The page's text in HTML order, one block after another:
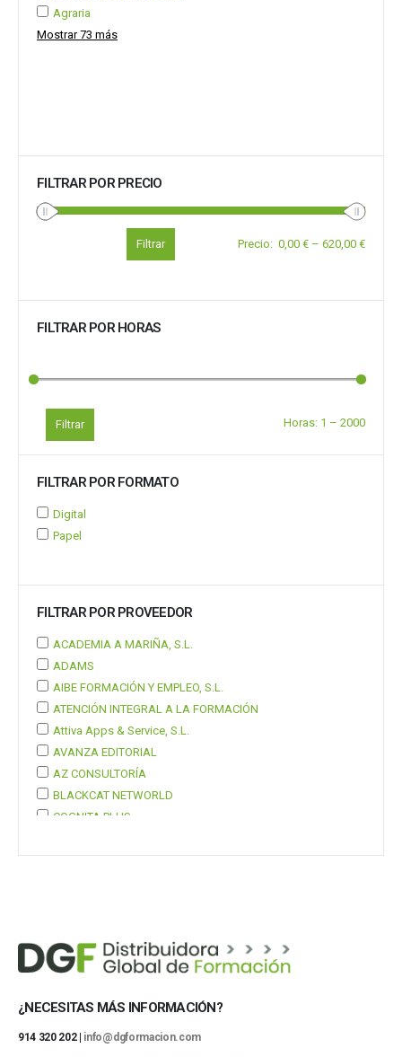
Agraria
Mostrar 73 más
FILTRAR POR PRECIO
Filtrar Precio: 0,00 € – 620,00 €
FILTRAR POR HORAS
Filtrar Horas: 1 – 2000
FILTRAR POR FORMATO
Digital
Papel
FILTRAR POR PROVEEDOR
ACADEMIA A MARIÑA, S.L.
ADAMS
AIBE FORMACIÓN Y EMPLEO, S.L.
ATENCIÓN INTEGRAL A LA FORMACIÓN
Attiva Apps & Service, S.L.
AVANZA EDITORIAL
AZ CONSULTORÍA
BLACKCAT NETWORLD
COGNITA PLUS
Mostrar 37 más
¿NECESITAS MÁS INFORMACIÓN?
914 320 202 | info@dgformacion.com